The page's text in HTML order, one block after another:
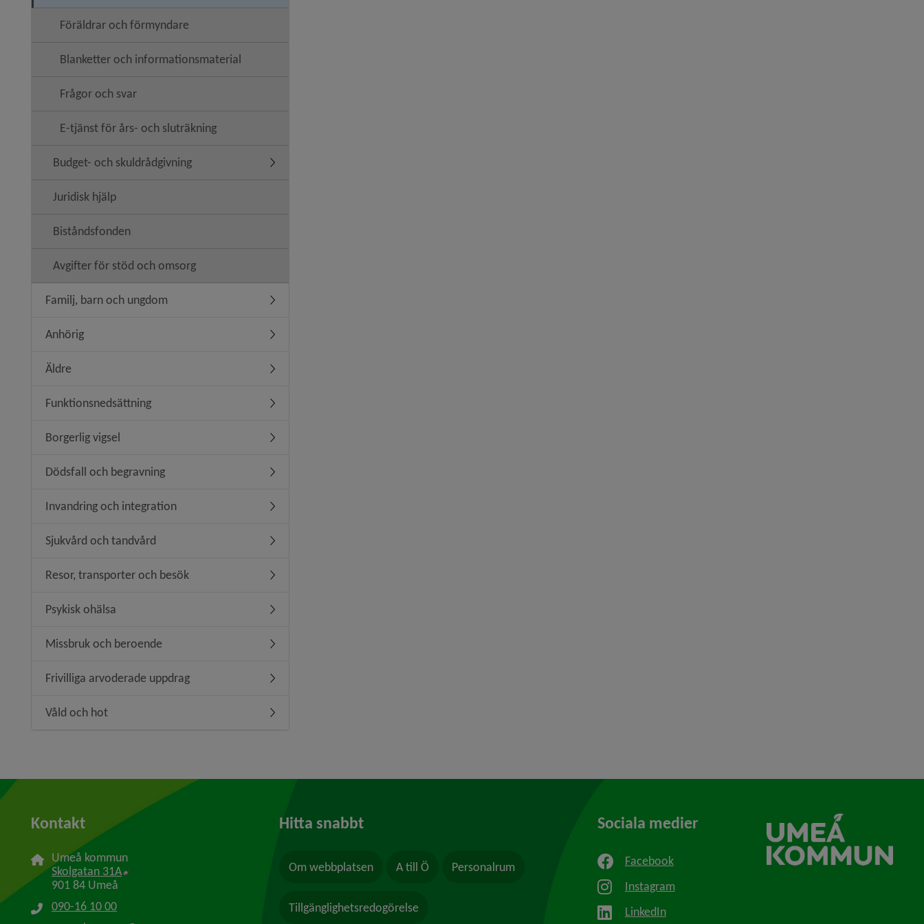
Föräldrar och förmyndare
Blanketter och informationsmaterial
Frågor och svar
E-tjänst för års- och sluträkning
Budget- och skuldrådgivning Undermeny för Budget- och skuldrådgivning
Juridisk hjälp
Biståndsfonden
Avgifter för stöd och omsorg
Familj, barn och ungdom Undermeny för Familj, barn och ungdom
Anhörig Undermeny för Anhörig
Äldre Undermeny för Äldre
Funktionsnedsättning Undermeny för Funktionsnedsättning
Borgerlig vigsel Undermeny för Borgerlig vigsel
Dödsfall och begravning Undermeny för Dödsfall och begravning
Invandring och integration Undermeny för Invandring och integration
Sjukvård och tandvård Undermeny för Sjukvård och tandvård
Resor, transporter och besök Undermeny för Resor, transporter och besök
Psykisk ohälsa Undermeny för Psykisk ohälsa
Missbruk och beroende Undermeny för Missbruk och beroende
Frivilliga arvoderade uppdrag Undermeny för Frivilliga arvoderade uppdrag
Våld och hot Undermeny för Våld och hot
Kontakt
Umeå kommun
Skolgatan 31A Länk till annan webbplats, öppnas i nytt fönster.
901 84 Umeå
090-16 10 00
Hitta snabbt
Om webbplatsen A till Ö Personalrum
Tillgänglighetsredogörelse
Sociala medier
Facebook
Instagram
LinkedIn